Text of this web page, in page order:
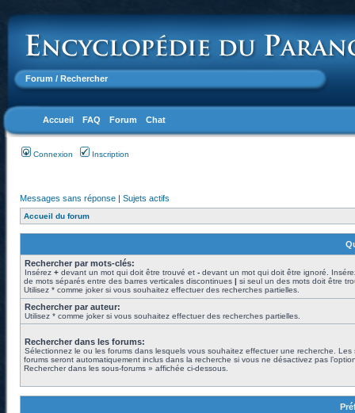
Forum / Rechercher
Accueil FAQ Forum Chat
Connexion Inscription
Messages sans réponse | Sujets actifs
Accueil du forum
Rechercher par mots-clés:
Insérez + devant un mot qui doit être trouvé et - devant un mot qui doit être ignoré.
de mots séparés entre des barres verticales discontinues | si seul un des mots doit être
Utilisez * comme joker si vous souhaitez effectuer des recherches partielles.
Rechercher par auteur:
Utilisez * comme joker si vous souhaitez effectuer des recherches partielles.
Rechercher dans les forums:
Sélectionnez le ou les forums dans lesquels vous souhaitez effectuer une recherche. Les
forums seront automatiquement inclus dans la recherche si vous ne désactivez pas
Rechercher dans les sous-forums » affichée ci-dessous.